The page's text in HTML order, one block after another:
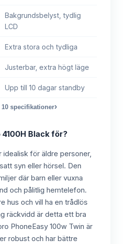
Bakgrundsbelyst, tydlig
LCD
Extra stora och tydliga
Justerbar, extra högt läge
Upp till 10 dagar standby
10 specifikationer›
4100H Black för?
idealisk för äldre personer,
syn eller hörsel. Den
där barn eller vuxna
och pålitlig hemtelefon.
hus och vill ha en trådlös
räckvidd är detta ett bra
PhoneEasy 100w Twin är
robust och har bättre